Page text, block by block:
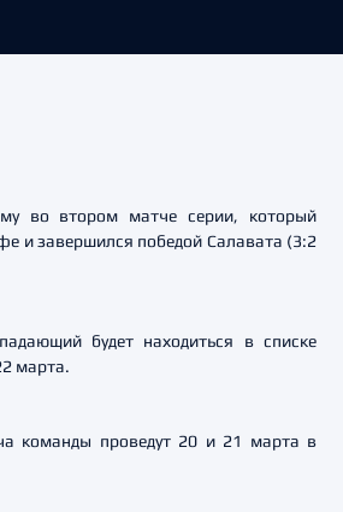
во втором матче серии, который
и завершился победой Салавата (3:2
будет находиться в списке
марта.
команды проведут 20 и 21 марта в